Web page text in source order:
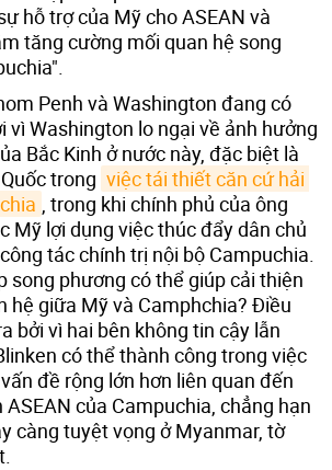
hỗ trợ của Mỹ cho ASEAN và
tăng cường mối quan hệ song
Penh và Washington đang có
vì Washington lo ngại về ảnh hưởng
Bắc Kinh ở nước này, đặc biệt là
trong việc tái thiết căn cứ hải
, trong khi chính phủ của ông
Mỹ lợi dụng việc thúc đẩy dân chủ
tác chính trị nội bộ Campuchia.
song phương có thể giúp cải thiện
hệ giữa Mỹ và Camphchia? Điều
bởi vì hai bên không tin cậy lẫn
có thể thành công trong việc
đề rộng lớn hơn liên quan đến
của Campuchia, chẳng hạn
càng tuyệt vọng ở Myanmar, tờ